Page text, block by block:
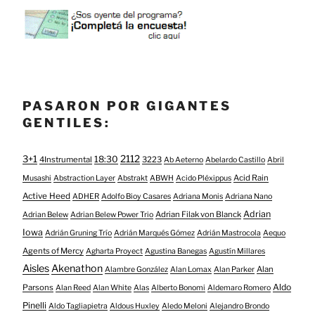
PASARON POR GIGANTES
GENTILES:
3+1 4Instrumental 18:30 2112 3223 Ab Aeterno Abelardo Castillo Abril
Musashi Abstraction Layer Abstrakt ABWH Acido Pléxippus Acid Rain
Active Heed ADHER Adolfo Bioy Casares Adriana Monis Adriana Nano
Adrian Belew Adrian Belew Power Trio Adrian Filak von Blanck Adrian
Iowa Adrián Gruning Trío Adrián Marqués Gómez Adrián Mastrocola Aequo
Agents of Mercy Agharta Proyect Agustina Banegas Agustín Millares
AislesAkenathon Alambre González Alan Lomax Alan Parker Alan
Parsons Alan Reed Alan White Alas Alberto Bonomi Aldemaro Romero Aldo
Pinelli Aldo Tagliapietra Aldous Huxley Aledo Meloni Alejandro Brondo